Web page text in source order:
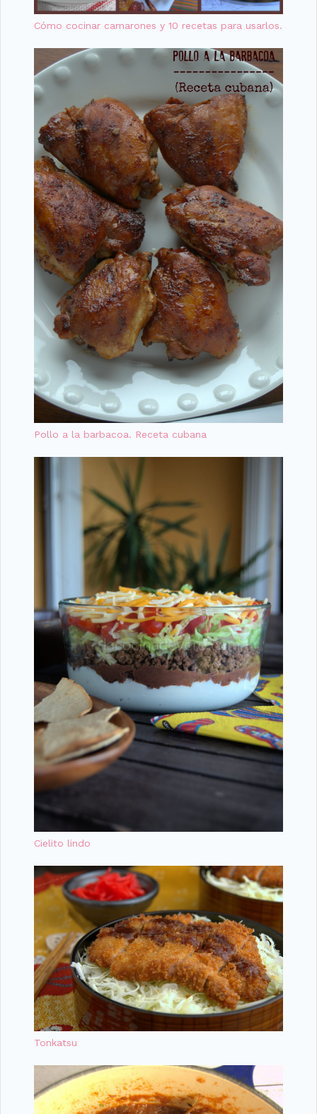
Cómo cocinar camarones y 10 recetas para usarlos.
Pollo a la barbacoa. Receta cubana
Cielito lindo
Tonkatsu